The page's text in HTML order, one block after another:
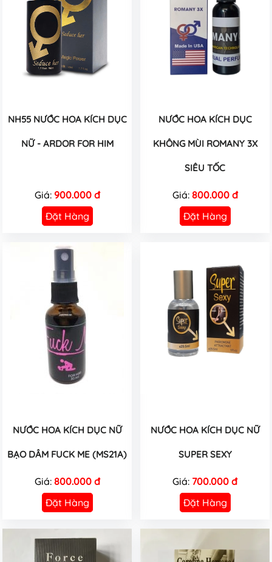
NH55 NƯỚC HOA KÍCH DỤC
NỮ - ARDOR FOR HIM
Giá: 900.000 đ
Đặt Hàng
NƯỚC HOA KÍCH DỤC
KHÔNG MÙI ROMANY 3X
SIÊU TỐC
Giá: 800.000 đ
Đặt Hàng
NƯỚC HOA KÍCH DỤC NỮ
BẠO DÂM FUCK ME (MS21A)
Giá: 800.000 đ
Đặt Hàng
NƯỚC HOA KÍCH DỤC NỮ
SUPER SEXY
Giá: 700.000 đ
Đặt Hàng